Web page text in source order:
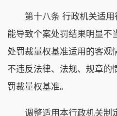
第十八条 行政机关适用
能导致个案处罚结果明显不
处罚裁量权基准适用的客观
不违反法律、法规、规章的
罚裁量权基准。
调整适用本行政机关制